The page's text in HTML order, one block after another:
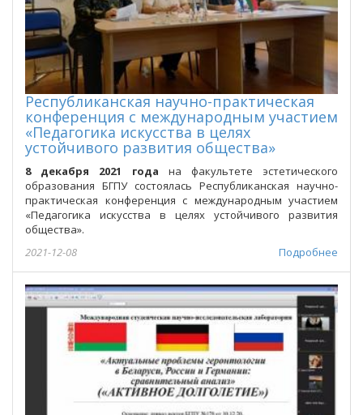
Республиканская научно-практическая
конференция с международным участием
«Педагогика искусства в целях
устойчивого развития общества»
8 декабря 2021 года на факультете эстетического
образования БГПУ состоялась Республиканская научно-
практическая конференция с международным участием
«Педагогика искусства в целях устойчивого развития
общества».
Подробнее
2021-12-08